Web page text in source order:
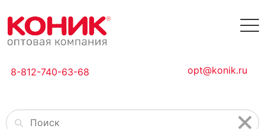
8-812-740-63-68 opt@konik.ru